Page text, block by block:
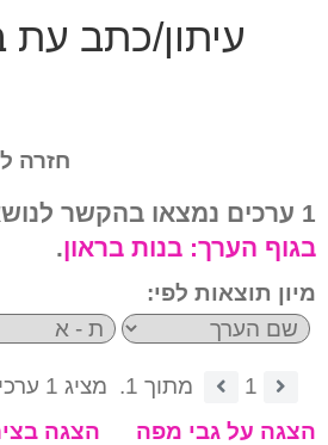
עיתון/כתב עת
חזרה
1 ערכים נמצאו בהקשר לנושא:
בגוף הערך: בנות בראון.
מיון תוצאות לפי:
1 מתוך 1.
מציג 1 ערכים.
הצגה על גבי מפה
הצגה